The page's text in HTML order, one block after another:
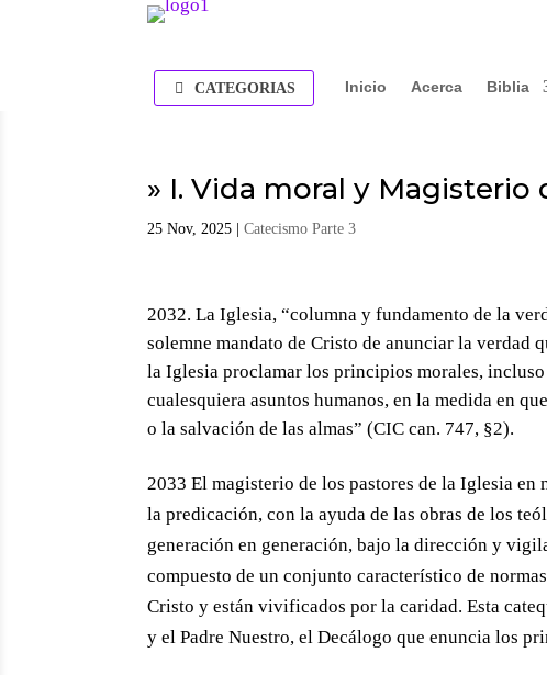
CATEGORIAS Inicio Acerca Biblia
» I. Vida moral y Magisterio
25 Nov, 2025 |Catecismo Parte 3
La Iglesia, “columna y fundamento de la
solemne mandato de Cristo de anunciar la verdad
la Iglesia proclamar los principios morales,
cualesquiera asuntos humanos, en la medida en
o la salvación de las almas” (CIC can. 747, §2).
2033 El magisterio de los pastores de la Iglesia
la predicación, con la ayuda de las obras de los
generación en generación, bajo la dirección y
compuesto de un conjunto característico de
Cristo y están vivificados por la caridad. Esta
y el Padre Nuestro, el Decálogo que enuncia los